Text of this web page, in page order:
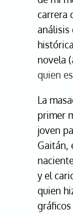
carrera
análisis
novela (
quien
La
primer
joven
Gaitán,
y el
quien